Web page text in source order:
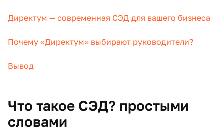
Директум — современная СЭД для вашего бизнеса
Почему «Директум» выбирают руководители?
Вывод
Что такое СЭД? простыми
словами